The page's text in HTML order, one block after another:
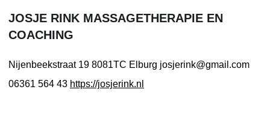
JOSJE RINK MASSAGETHERAPIE EN
COACHING
Nijenbeekstraat 19 8081TC Elburg josjerink@gmail.com
06361 564 43 https://josjerink.nl